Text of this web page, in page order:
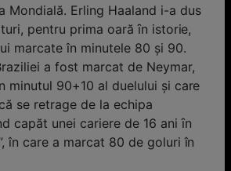
Mondială. Erling Haaland i-a dus
pentru prima oară ȋn istorie,
marcate în minutele 80 și 90.
a fost marcat de Neymar,
minutul 90+10 al duelului și care
se retrage de la echipa
capăt unei cariere de 16 ani ȋn
în care a marcat 80 de goluri în